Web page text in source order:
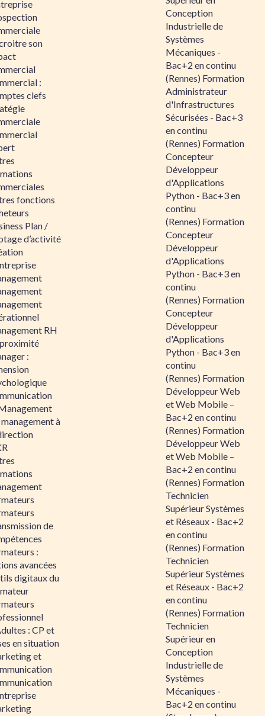
son
:
clefs
fonctions
Plan /
d’activité
RH
:
à
de
:
avancées
digitaux du
: CP et
en situation
et
Conception
Industrielle de
Systèmes
Mécaniques -
Bac+2 en continu
(Rennes) Formation
Administrateur
d'Infrastructures
Sécurisées - Bac+3
en continu
(Rennes) Formation
Concepteur
Développeur
d'Applications
Python - Bac+3 en
continu
(Rennes) Formation
Concepteur
Développeur
d'Applications
Python - Bac+3 en
continu
(Rennes) Formation
Concepteur
Développeur
d'Applications
Python - Bac+3 en
continu
(Rennes) Formation
Développeur Web
et Web Mobile –
Bac+2 en continu
(Rennes) Formation
Développeur Web
et Web Mobile –
Bac+2 en continu
(Rennes) Formation
Technicien
Supérieur Systèmes
et Réseaux - Bac+2
en continu
(Rennes) Formation
Technicien
Supérieur Systèmes
et Réseaux - Bac+2
en continu
(Rennes) Formation
Technicien
Supérieur en
Conception
Industrielle de
Systèmes
Mécaniques -
Bac+2 en continu